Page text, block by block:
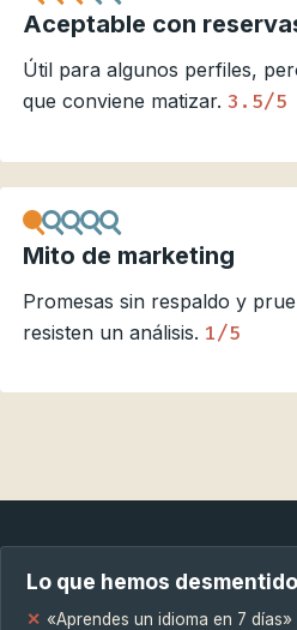
Aceptable con
Útil para algunos perfiles,
que conviene matizar.3.5/5
Mito de marketing
Promesas sin respaldo y
resisten un análisis. 1/5
Lo que hemos
«Aprendes un idioma en 7 días»